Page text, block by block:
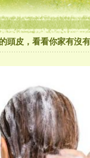
頭皮，看看你家有沒